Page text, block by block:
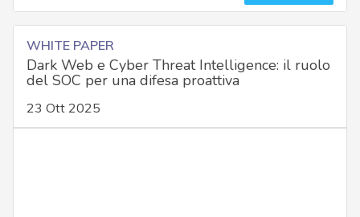
WHITE PAPER
Dark Web e Cyber Threat Intelligence: il ruolo
del SOC per una difesa proattiva
23 Ott 2025